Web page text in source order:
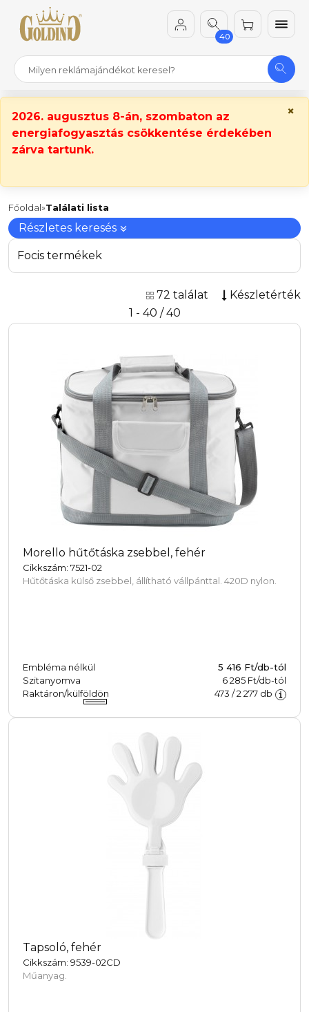
40
×
2026. augusztus 8-án, szombaton az
energiafogyasztás csökkentése érdekében
zárva tartunk.
Főoldal Találati lista
Részletes keresés
Focis termékek
72 találat
Készletérték
1 - 40 / 40
Morello hűtőtáska zsebbel, fehér
Cikkszám: 7521-02
Hűtőtáska külső zsebbel, állítható vállpánttal. 420D nylon.
Embléma nélkül 5 416 Ft/db-tól
Szitanyomva
6 285 Ft/db-tól
Raktáron/külföldön
473 /2 277 db
Tapsoló, fehér
Cikkszám: 9539-02CD
Műanyag.